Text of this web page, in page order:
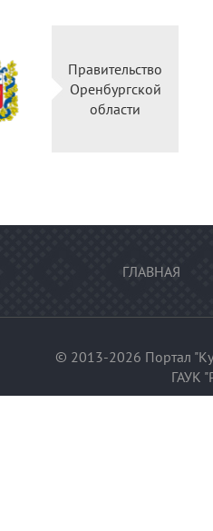
Правительство
Оренбургской
области
ГЛАВНАЯ
© 2013-2026 Портал
ГАУК